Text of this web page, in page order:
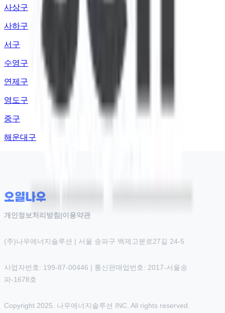
사상구
사하구
서구
수영구
연제구
영도구
중구
해운대구
개인정보처리방침 |이용약관
(주)나우에너지솔루션 | 서울 송파구 백제고분로27길 24-5
사업자번호: 199-87-00446 | 통신판매업번호: 2017-서울송
파-1678호
Copyright 2025. 나우에너지솔루션 INC. All rights reserved.